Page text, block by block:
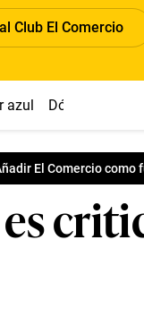
Club El Comercio
azul Dólar
El Comercio como